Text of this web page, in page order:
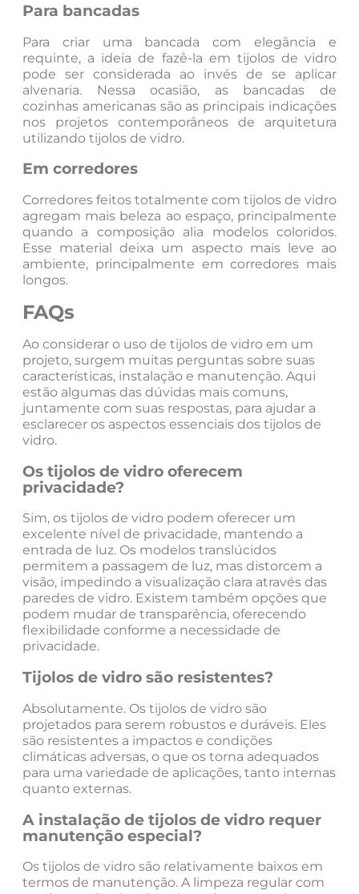
Para bancadas
Para criar uma bancada com elegância e
requinte, a ideia de fazê-la em tijolos de vidro
pode ser considerada ao invés de se aplicar
alvenaria. Nessa ocasião, as bancadas de
cozinhas americanas são as principais indicações
nos projetos contemporâneos de arquitetura
utilizando tijolos de vidro.
Em corredores
Corredores feitos totalmente com tijolos de vidro
agregam mais beleza ao espaço, principalmente
quando a composição alia modelos coloridos.
Esse material deixa um aspecto mais leve ao
ambiente, principalmente em corredores mais
longos.
FAQs
Ao considerar o uso de tijolos de vidro em um
projeto, surgem muitas perguntas sobre suas
características, instalação e manutenção. Aqui
estão algumas das dúvidas mais comuns,
juntamente com suas respostas, para ajudar a
esclarecer os aspectos essenciais dos tijolos de
vidro.
Os tijolos de vidro oferecem
privacidade?
Sim, os tijolos de vidro podem oferecer um
excelente nível de privacidade, mantendo a
entrada de luz. Os modelos translúcidos
permitem a passagem de luz, mas distorcem a
visão, impedindo a visualização clara através das
paredes de vidro. Existem também opções que
podem mudar de transparência, oferecendo
flexibilidade conforme a necessidade de
privacidade.
Tijolos de vidro são resistentes?
Absolutamente. Os tijolos de vidro são
projetados para serem robustos e duráveis. Eles
são resistentes a impactos e condições
climáticas adversas, o que os torna adequados
para uma variedade de aplicações, tanto internas
quanto externas.
A instalação de tijolos de vidro requer
manutenção especial?
Os tijolos de vidro são relativamente baixos em
termos de manutenção. A limpeza regular com